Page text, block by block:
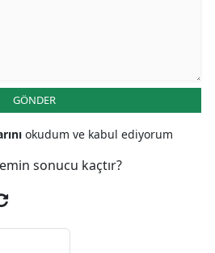
GÖNDER
okudum ve kabul ediyorum
sonucu kaçtır?